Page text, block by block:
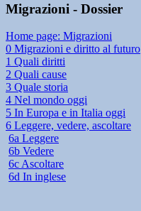
Migrazioni - Dossier
Home page: Migrazioni
0 Migrazioni e diritto al futuro
1 Quali diritti
2 Quali cause
3 Quale storia
4 Nel mondo oggi
5 In Europa e in Italia oggi
6 Leggere, vedere, ascoltare
6a Leggere
6b Vedere
6c Ascoltare
6d In inglese